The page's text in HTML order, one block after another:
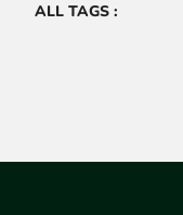
ALL TAGS :